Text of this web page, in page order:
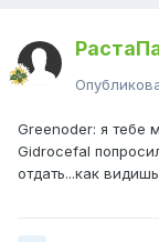
Greenoder: я тебе
Gidrocefal
отдать...как